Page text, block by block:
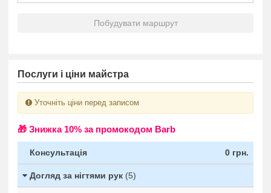
Побудувати маршрут
Послуги і ціни майстра
Уточніть ціни перед записом
🎁 Знижка 10% за промокодом Barb
Консультація 0 грн.
Догляд за нігтями рук (5)